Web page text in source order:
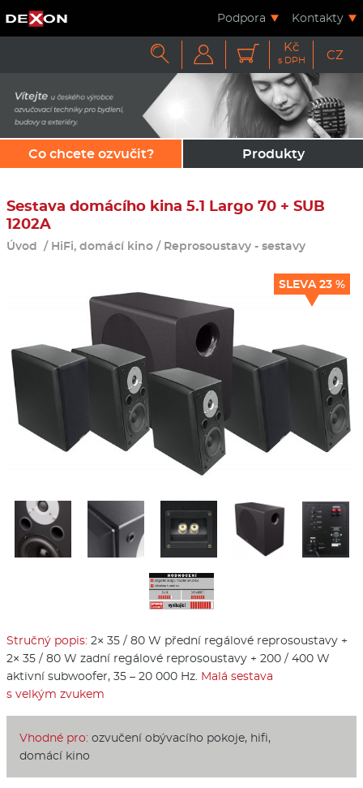
Podpora Kontakty
   Kč
s DPH CZ
Co chcete ozvučit? Produkty
Sestava domácího kina 5.1 Largo 70 + SUB
1202A
Úvod / HiFi, domácí kino / Reprosoustavy - sestavy
SLEVA 23 %
Stručný popis: 2× 35 / 80 W přední regálové reprosoustavy +
2× 35 / 80 W zadní regálové reprosoustavy + 200 / 400 W
aktivní subwoofer, 35 – 20 000 Hz. Malá sestava
s velkým zvukem
Vhodné pro: ozvučení obývacího pokoje, hifi,
domácí kino